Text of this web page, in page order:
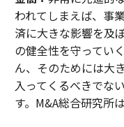
われてしまえば、事
済に大きな影響を及
の健全性を守ってい
ん、そのためには大
入ってくるべきでな
す。M&A総合研究所